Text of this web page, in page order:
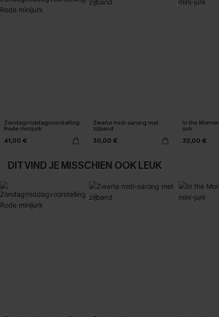
Zondagmiddagvoorstelling
Rode minijurk
41,00 €
Zwarte midi-sarong met
zijband
30,00 €
In the
jurk
32,00 €
DIT VIND JE MISSCHIEN OOK LEUK